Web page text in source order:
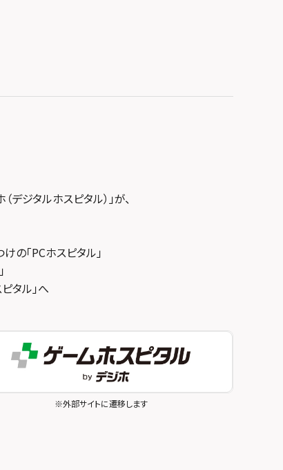
デジタルホスピタル）」が、
の「PCホスピタル」
タル」へ
※外部サイトに遷移します